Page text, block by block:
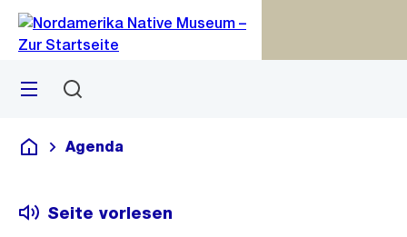
Navigation
Sprunglink
Menü
Deutsch
Agenda
Seite vorlesen